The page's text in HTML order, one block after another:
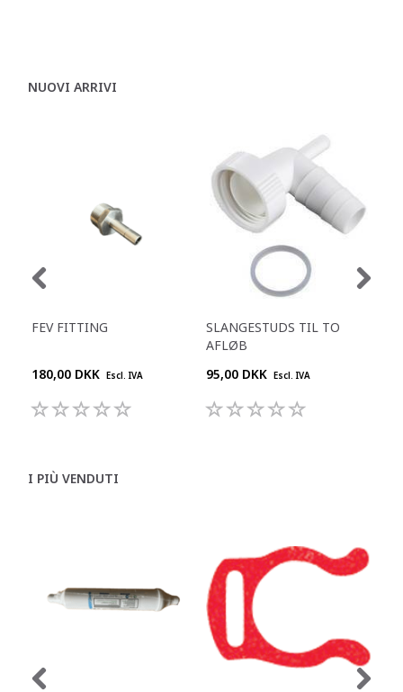
NUOVI ARRIVI
FEV FITTING
180,00 DKK Escl. IVA
SLANGESTUDS TIL TO
AFLØB
95,00 DKK Escl. IVA
I PIÙ VENDUTI